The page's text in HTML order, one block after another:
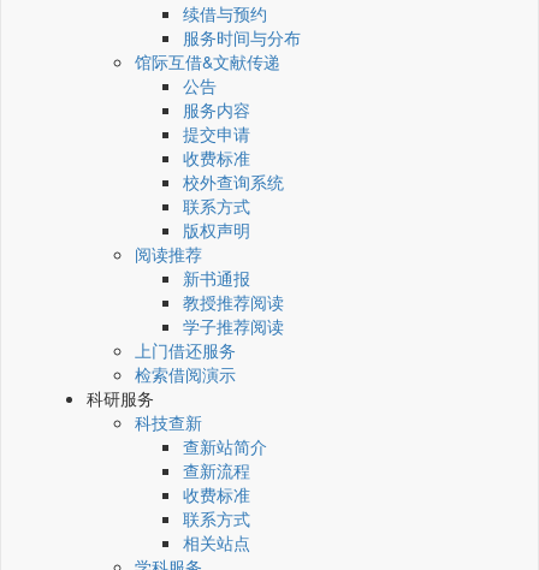
续借与预约
服务时间与分布
馆际互借&文献传递
公告
服务内容
提交申请
收费标准
校外查询系统
联系方式
版权声明
阅读推荐
新书通报
教授推荐阅读
学子推荐阅读
上门借还服务
检索借阅演示
科研服务
科技查新
查新站简介
查新流程
收费标准
联系方式
相关站点